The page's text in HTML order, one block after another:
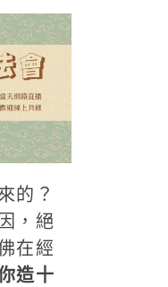
的？
，絕
在經
造十